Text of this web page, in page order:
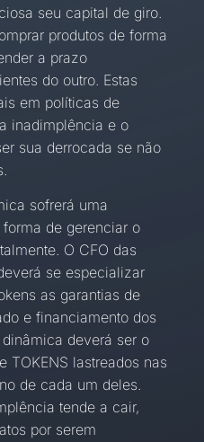
seu capital de giro.
produtos de forma
a prazo
do outro. Estas
em políticas de
inadimplência e o
sua derrocada se não
sofrerá uma
de gerenciar o
O CFO das
se especializar
as garantias de
e financiamento dos
deverá ser o
TOKENS lastreados nas
de cada um deles.
tende a cair,
por serem